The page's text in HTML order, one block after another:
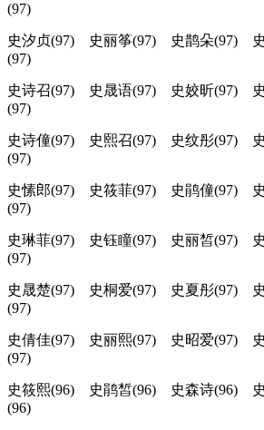
(97)
史汐贞(97) 史丽筝(97) 史鹊朵(97)
(97)
史诗召(97) 史晟语(97) 史姣昕(97)
(97)
史诗僮(97) 史熙召(97) 史纹彤(97)
(97)
史愫郎(97) 史筱菲(97) 史鹃僮(97)
(97)
史琳菲(97) 史钰瞳(97) 史丽皙(97)
(97)
史晟楚(97) 史桐爱(97) 史夏彤(97)
(97)
史倩佳(97) 史丽熙(97) 史昭爱(97)
(97)
史筱熙(96) 史鹃皙(96) 史森诗(96)
(96)